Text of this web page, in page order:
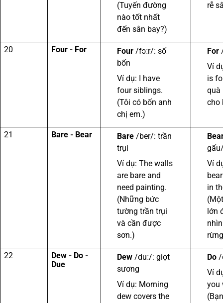
(Tuyến đường
nào tốt nhất
đến sân bay?)
rễ
20 Four - For Four/fɔːr/: số
bốn
Ví dụ: I have
four siblings.
(Tôi có bốn anh
chị em.)
For/
Ví
is
quà
cho
21 Bare - Bear Bare/ber/: trần
trụi
Ví dụ: The walls
are bare and
need painting.
(Những bức
tường trần trụi
và cần được
sơn.)
Ví
in
lớn
22
Dew - Do -
Due
Dew/duː/: giọt
sương
Ví dụ: Morning
dew covers the
Do/
Ví
you